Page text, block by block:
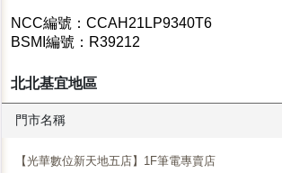
NCC編號：CCAH21LP9340T6
BSMI編號：R39212
北北基宜地區
門市名稱
【光華數位新天地五店】1F筆電專賣店